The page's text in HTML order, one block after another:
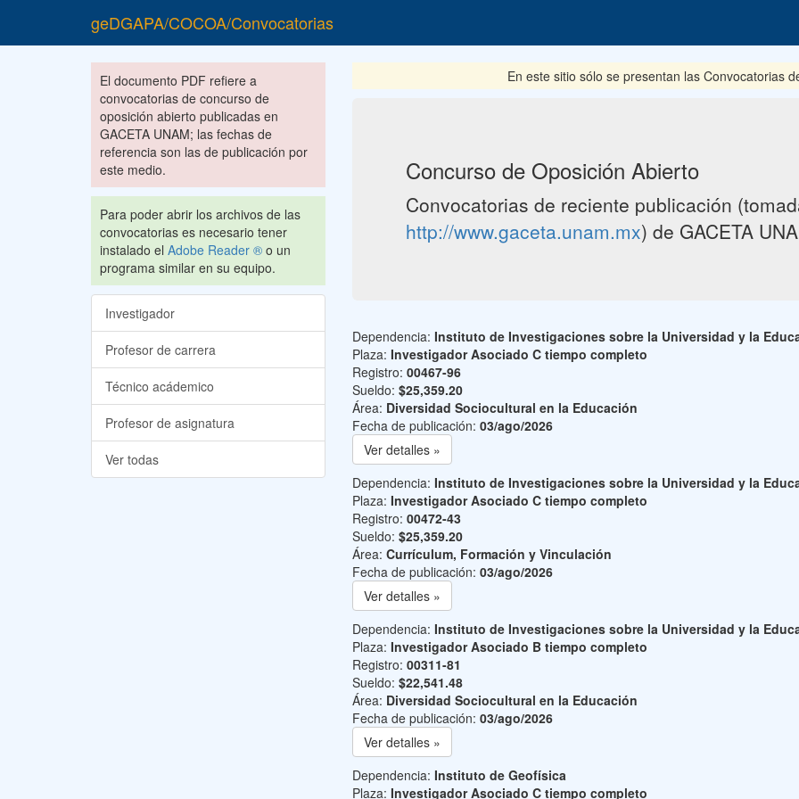
geDGAPA/COCOA/Convocatorias
El documento PDF refiere a
convocatorias de concurso de
oposición abierto publicadas en
GACETA UNAM; las fechas de
referencia son las de publicación por
este medio.
Para poder abrir los archivos de las
convocatorias es necesario tener
instalado el Adobe Reader ® o un
programa similar en su equipo.
Investigador
Profesor de carrera
Técnico acádemico
Profesor de asignatura
Ver todas
En este sitio sólo se presentan las Convocatorias del
Concurso de Oposición Abierto
Convocatorias de reciente publicación
http://www.gaceta.unam.mx) de GACETA
Dependencia: Instituto de Investigaciones sobre la Universidad y la
Plaza: Investigador Asociado C tiempo completo
Registro: 00467-96
Sueldo: $25,359.20
Área: Diversidad Sociocultural en la Educación
Fecha de publicación: 03/ago/2026
Ver detalles »
Dependencia: Instituto de Investigaciones sobre la Universidad y la
Plaza: Investigador Asociado C tiempo completo
Registro: 00472-43
Sueldo: $25,359.20
Área: Currículum, Formación y Vinculación
Fecha de publicación: 03/ago/2026
Ver detalles »
Dependencia: Instituto de Investigaciones sobre la Universidad y la
Plaza: Investigador Asociado B tiempo completo
Registro: 00311-81
Sueldo: $22,541.48
Área: Diversidad Sociocultural en la Educación
Fecha de publicación: 03/ago/2026
Ver detalles »
Dependencia: Instituto de Geofísica
Plaza: Investigador Asociado C tiempo completo